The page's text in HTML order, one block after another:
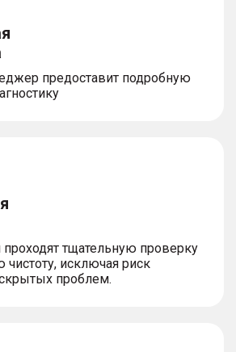
предоставит подробную
проходят тщательную проверку
исключая риск
проблем.